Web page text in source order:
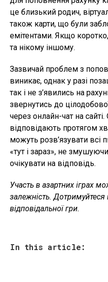
це близький родич,
також карти, що були
емітентами. Якщо
та нікому іншому.
Зазвичай проблем з
виникає, однак у разі
так і не з’явились на
звернутись до
через онлайн-чат на
відповідають протягом
можуть розв’язувати всі
«тут і зараз», не
очікувати на відповідь.
Участь в азартних іграх
залежність.
відповідальної гри.
In this article: